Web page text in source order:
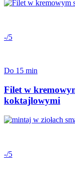
-/5
Do 15 min
Filet w
koktajlowymi
-/5